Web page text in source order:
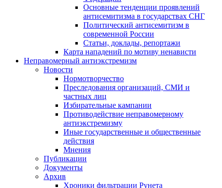
Основные тенденции проявлений
антисемитизма в государствах СНГ
Политический антисемитизм в
современной России
Статьи, доклады, репортажи
Карта нападений по мотиву ненависти
Неправомерный антиэкстремизм
Новости
Нормотворчество
Преследования организаций, СМИ и
частных лиц
Избирательные кампании
Противодействие неправомерному
антиэкстремизму
Иные государственные и общественные
действия
Мнения
Публикации
Документы
Архив
Хроники фильтрации Рунета